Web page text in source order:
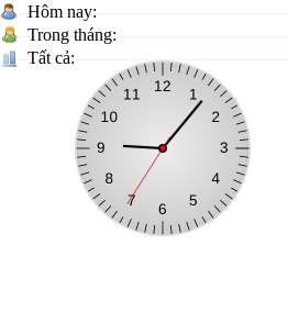
Hôm nay:
Trong tháng:
Tất cả: